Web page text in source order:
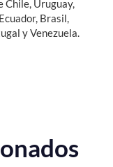
Chile, Uruguay,
Brasil,
y Venezuela.